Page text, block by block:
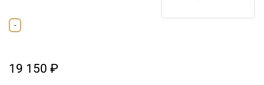
-
19 150 ₽